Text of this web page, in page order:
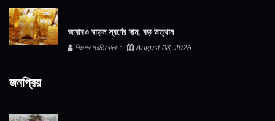
আবারও বাড়ল স্বর্ণের দাম, বড় উত্থান
নিজস্ব প্রতিবেদক : August 08, 2026
জনপ্রিয়